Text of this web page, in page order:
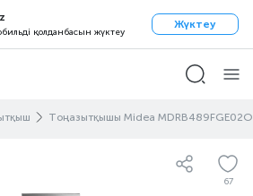
қолданбасын жүктеу
Жүктеу
Тоңазытқышы Midea MDRB489FGE02O
67